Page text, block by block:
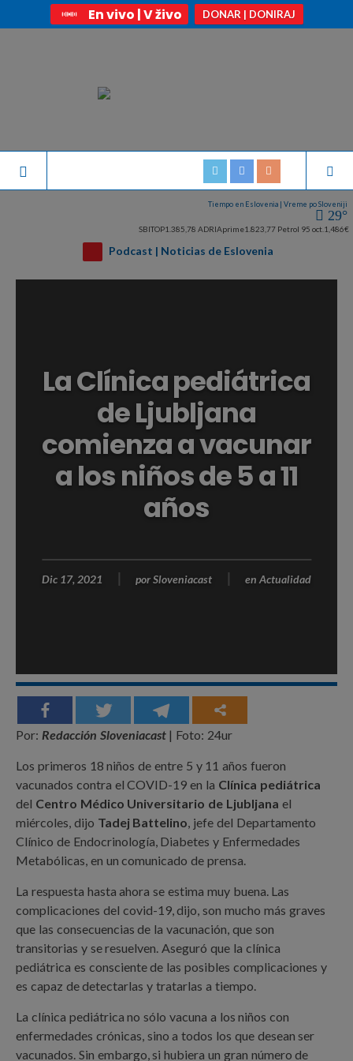
En vivo | V živo DONAR | DONIRAJ
Tiempo en Eslovenia | Vreme po Sloveniji
29°
SBITOP1.385,78 ADRIAprime1.823,77 Petrol 95 oct. 1,486€
Podcast | Noticias de Eslovenia
La Clínica pediátrica
de Ljubljana
comienza a vacunar
a los niños de 5 a 11
años
Dic 17, 2021 porSloveniacast en Actualidad
Por: Redacción Sloveniacast| Foto: 24ur
Los primeros 18 niños de entre 5 y 11 años fueron
vacunados contra el COVID-19 en la Clínica pediátrica
del Centro Médico Universitario de Ljubljana el
miércoles, dijo Tadej Battelino, jefe del Departamento
Clínico de Endocrinología, Diabetes y Enfermedades
Metabólicas, en un comunicado de prensa.
La respuesta hasta ahora se estima muy buena. Las
complicaciones del covid-19, dijo, son mucho más graves
que las consecuencias de la vacunación, que son
transitorias y se resuelven. Aseguró que la clínica
pediátrica es consciente de las posibles complicaciones y
es capaz de detectarlas y tratarlas a tiempo.
La clínica pediátrica no sólo vacuna a los niños con
enfermedades crónicas, sino a todos los que desean ser
vacunados. Sin embargo, si hubiera un gran número de